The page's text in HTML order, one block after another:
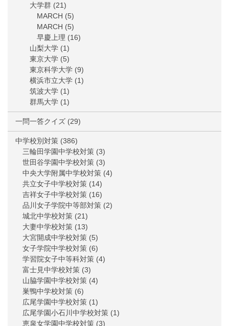
大学群 (21)
MARCH (5)
MARCH (5)
早慶上理 (16)
山梨大学 (1)
東京大学 (5)
東京科学大学 (9)
横浜市立大学 (1)
筑波大学 (1)
群馬大学 (1)
一問一答クイズ (29)
中学校別対策 (386)
三輪田学園中学校対策 (3)
世田谷学園中学校対策 (3)
中央大学附属中学校対策 (4)
共立女子中学校対策 (14)
吉祥女子中学校対策 (16)
品川女子学院中等部対策 (2)
城北中学校対策 (21)
大妻中学校対策 (13)
大宮開成中学校対策 (5)
女子学院中学校対策 (6)
学習院女子中等科対策 (4)
富士見中学校対策 (3)
山脇学園中学校対策 (4)
巣鴨中学校対策 (6)
広尾学園中学校対策 (1)
広尾学園小石川中学校対策 (1)
恵泉女学園中学校対策 (3)